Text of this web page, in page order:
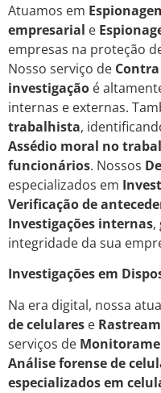
Atuamos em
empresarial e
empresas na proteção
Nosso serviço de
investigação é
internas e externas.
trabalhista,
Assédio moral no
funcionários. Nossos
especializados em
Verificação de
Investigações internas,
integridade da sua
Investigações em
Na era digital, nossa
de celulares e
serviços de
Análise forense de
especializados em